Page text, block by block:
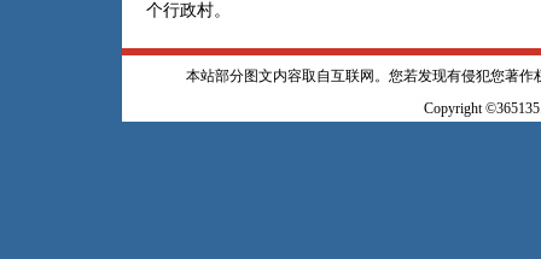
个行政村。
本站部分图文内容取自互联网。您若发现有侵犯您著
Copyright